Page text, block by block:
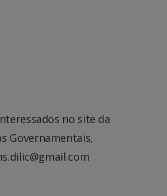
no site da
Governamentais,